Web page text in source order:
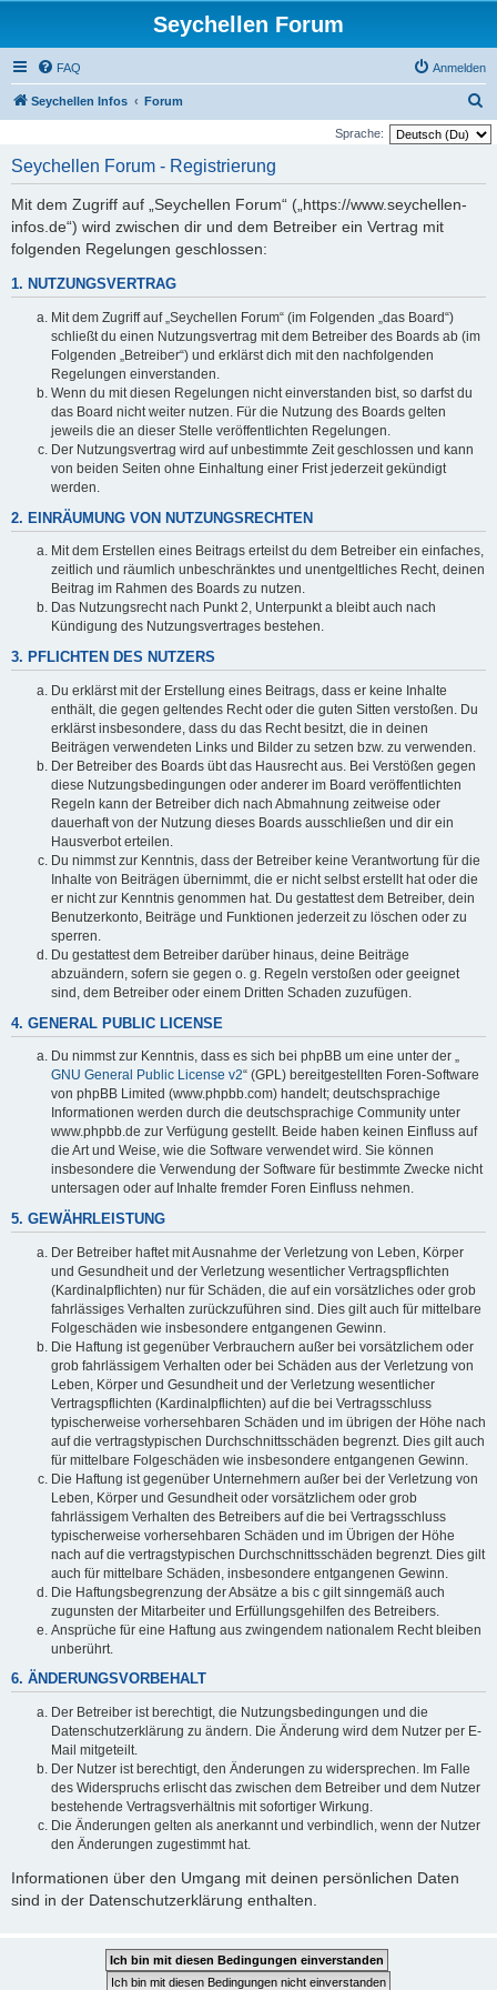
Seychellen Forum
FAQ Anmelden
Seychellen Infos Forum
u
Sprache:
Seychellen Forum - Registrierung
Mit dem Zugriff auf „Seychellen Forum“ („https://www.seychellen-
infos.de“) wird zwischen dir und dem Betreiber ein Vertrag mit
folgenden Regelungen geschlossen:
1. NUTZUNGSVERTRAG
Mit dem Zugriff auf „Seychellen Forum“ (im Folgenden „das Board“)
schließt du einen Nutzungsvertrag mit dem Betreiber des Boards ab (im
Folgenden „Betreiber“) und erklärst dich mit den nachfolgenden
Regelungen einverstanden.
Wenn du mit diesen Regelungen nicht einverstanden bist, so darfst du
das Board nicht weiter nutzen. Für die Nutzung des Boards gelten
jeweils die an dieser Stelle veröffentlichten Regelungen.
Der Nutzungsvertrag wird auf unbestimmte Zeit geschlossen und kann
von beiden Seiten ohne Einhaltung einer Frist jederzeit gekündigt
werden.
2. EINRÄUMUNG VON NUTZUNGSRECHTEN
Mit dem Erstellen eines Beitrags erteilst du dem Betreiber ein einfaches,
zeitlich und räumlich unbeschränktes und unentgeltliches Recht, deinen
Beitrag im Rahmen des Boards zu nutzen.
Das Nutzungsrecht nach Punkt 2, Unterpunkt a bleibt auch nach
Kündigung des Nutzungsvertrages bestehen.
3. PFLICHTEN DES NUTZERS
Du erklärst mit der Erstellung eines Beitrags, dass er keine Inhalte
enthält, die gegen geltendes Recht oder die guten Sitten verstoßen. Du
erklärst insbesondere, dass du das Recht besitzt, die in deinen
Beiträgen verwendeten Links und Bilder zu setzen bzw. zu verwenden.
Der Betreiber des Boards übt das Hausrecht aus. Bei Verstößen gegen
diese Nutzungsbedingungen oder anderer im Board veröffentlichten
Regeln kann der Betreiber dich nach Abmahnung zeitweise oder
dauerhaft von der Nutzung dieses Boards ausschließen und dir ein
Hausverbot erteilen.
Du nimmst zur Kenntnis, dass der Betreiber keine Verantwortung für die
Inhalte von Beiträgen übernimmt, die er nicht selbst erstellt hat oder die
er nicht zur Kenntnis genommen hat. Du gestattest dem Betreiber, dein
Benutzerkonto, Beiträge und Funktionen jederzeit zu löschen oder zu
sperren.
Du gestattest dem Betreiber darüber hinaus, deine Beiträge
abzuändern, sofern sie gegen o. g. Regeln verstoßen oder geeignet
sind, dem Betreiber oder einem Dritten Schaden zuzufügen.
4. GENERAL PUBLIC LICENSE
Du nimmst zur Kenntnis, dass es sich bei phpBB um eine unter der „
GNU General Public License v2“ (GPL) bereitgestellten Foren-Software
von phpBB Limited (www.phpbb.com) handelt; deutschsprachige
Informationen werden durch die deutschsprachige Community unter
www.phpbb.de zur Verfügung gestellt. Beide haben keinen Einfluss auf
die Art und Weise, wie die Software verwendet wird. Sie können
insbesondere die Verwendung der Software für bestimmte Zwecke nicht
untersagen oder auf Inhalte fremder Foren Einfluss nehmen.
5. GEWÄHRLEISTUNG
Der Betreiber haftet mit Ausnahme der Verletzung von Leben, Körper
und Gesundheit und der Verletzung wesentlicher Vertragspflichten
(Kardinalpflichten) nur für Schäden, die auf ein vorsätzliches oder grob
fahrlässiges Verhalten zurückzuführen sind. Dies gilt auch für mittelbare
Folgeschäden wie insbesondere entgangenen Gewinn.
Die Haftung ist gegenüber Verbrauchern außer bei vorsätzlichem oder
grob fahrlässigem Verhalten oder bei Schäden aus der Verletzung von
Leben, Körper und Gesundheit und der Verletzung wesentlicher
Vertragspflichten (Kardinalpflichten) auf die bei Vertragsschluss
typischerweise vorhersehbaren Schäden und im übrigen der Höhe nach
auf die vertragstypischen Durchschnittsschäden begrenzt. Dies gilt auch
für mittelbare Folgeschäden wie insbesondere entgangenen Gewinn.
Die Haftung ist gegenüber Unternehmern außer bei der Verletzung von
Leben, Körper und Gesundheit oder vorsätzlichem oder grob
fahrlässigem Verhalten des Betreibers auf die bei Vertragsschluss
typischerweise vorhersehbaren Schäden und im Übrigen der Höhe
nach auf die vertragstypischen Durchschnittsschäden begrenzt. Dies gilt
auch für mittelbare Schäden, insbesondere entgangenen Gewinn.
Die Haftungsbegrenzung der Absätze a bis c gilt sinngemäß auch
zugunsten der Mitarbeiter und Erfüllungsgehilfen des Betreibers.
Ansprüche für eine Haftung aus zwingendem nationalem Recht bleiben
unberührt.
6. ÄNDERUNGSVORBEHALT
Der Betreiber ist berechtigt, die Nutzungsbedingungen und die
Datenschutzerklärung zu ändern. Die Änderung wird dem Nutzer per E-
Mail mitgeteilt.
Der Nutzer ist berechtigt, den Änderungen zu widersprechen. Im Falle
des Widerspruchs erlischt das zwischen dem Betreiber und dem Nutzer
bestehende Vertragsverhältnis mit sofortiger Wirkung.
Die Änderungen gelten als anerkannt und verbindlich, wenn der Nutzer
den Änderungen zugestimmt hat.
Informationen über den Umgang mit deinen persönlichen Daten
sind in der Datenschutzerklärung enthalten.